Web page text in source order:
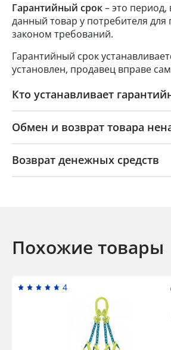
Гарантийный срок– это период,
данный товар у потребителя
законом требований.
Гарантийный срок
установлен, продавец вправе
Кто устанавливает
Обмен и возврат товара
Возврат денежных средств
Похожие товары
4